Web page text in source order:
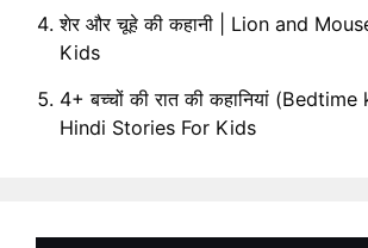
शेर और चूहे की कहानी | Lion and
Kids
4+ बच्चों की रात की कहानियां
Hindi Stories For Kids